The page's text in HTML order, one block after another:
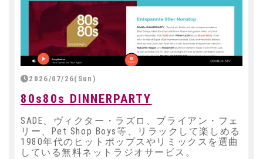
2026/07/26(Sun)
80s80s DINNERPARTY
SADE、ヴィクター・ラズロ、ブライアン・フェ
リー、Pet Shop Boys等、リラックして楽しめる
1980年代のヒットポップスやリミックスを選曲
している無料ネットラジオサービス。